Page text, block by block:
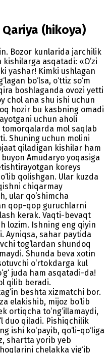
(hikoya)
Bozor kunlarida jarchilik
kishilarga asqatadi: «O’zi
yashar! Kimki ushlagan
bo‘lsa, o‘ttiz so‘m
boshlaganda ovozi yetti
chol ana shu ishi uchun
hozir bu kasbning omadi
uchun aholi
tomorqalarda mol saqlab
Shuning uchun molini
qiladigan kishilar ham
Amudaryo yoqasiga
koreys
qolishgan. Ular kuzda
chiqarmay
ular qo‘shimcha
qop-qop guruchlarni
kerak. Vaqti-bevaqt
lozim. Ishning eng qiyin
Ayniqsa, sahar paytida
tog‘lardan shundoq
Shunda beva xotin
o‘rtokdarga kul
juda ham asqatadi-da!
qilib beradi.
beshta xizmatchi bor.
elakishib, mijoz bo‘lib
ortiqcha to‘ng‘illamaydi,
duo qiladi. Pishiqchilik
ishi ko‘payib, qo‘li-qo‘liga
shartta yorib yeb
chelakka yig‘ib